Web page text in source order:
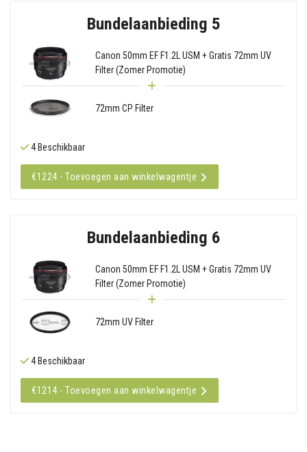
Bundelaanbieding 5
Canon 50mm EF F1.2L USM + Gratis 72mm UV
Filter (Zomer Promotie)
72mm CP Filter
4 Beschikbaar
€1224 - Toevoegen aan winkelwagentje
Bundelaanbieding 6
Canon 50mm EF F1.2L USM + Gratis 72mm UV
Filter (Zomer Promotie)
72mm UV Filter
4 Beschikbaar
€1214 - Toevoegen aan winkelwagentje